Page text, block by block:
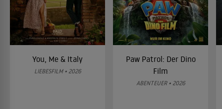
You, Me & Italy
LIEBESFILM • 2026
Paw Patrol: Der Dino
Film
ABENTEUER • 2026